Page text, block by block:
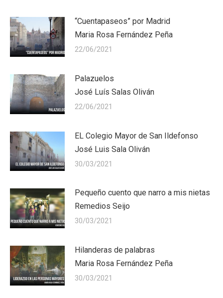
“Cuentapaseos” por Madrid
Maria Rosa Fernández Peña
22/06/2021
Palazuelos
José Luís Salas Oliván
22/06/2021
EL Colegio Mayor de San Ildefonso
José Luis Sala Oliván
30/03/2021
Pequeño cuento que narro a mis nietas
Remedios Seijo
30/03/2021
Hilanderas de palabras
Maria Rosa Fernández Peña
30/03/2021